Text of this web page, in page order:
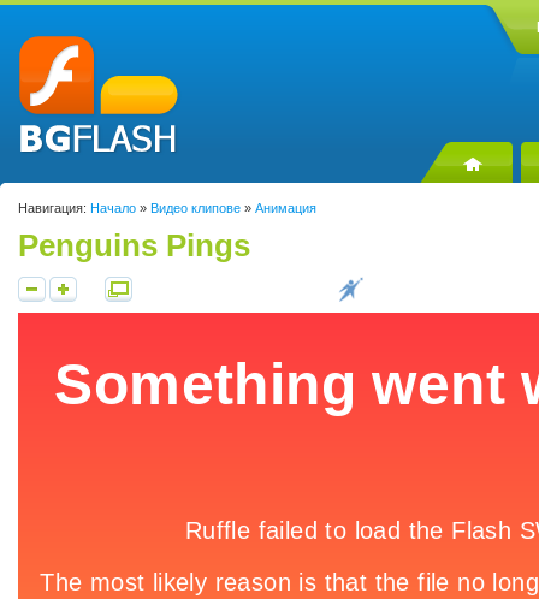
Навигация: Начало » Видео клипове » Анимация
Penguins Pings